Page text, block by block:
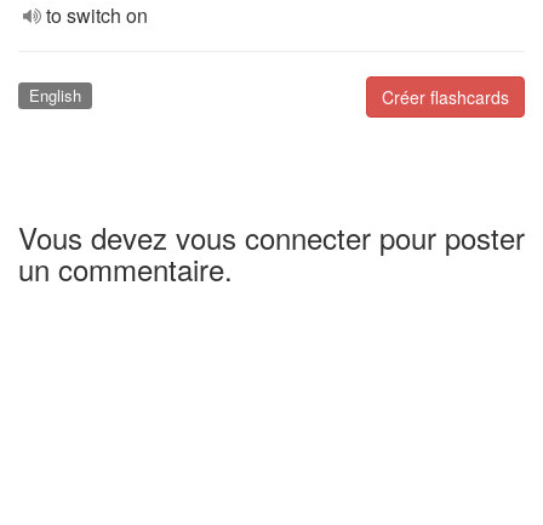
to switch on
Créer flashcards
English
Vous devez vous connecter pour poster
un commentaire.